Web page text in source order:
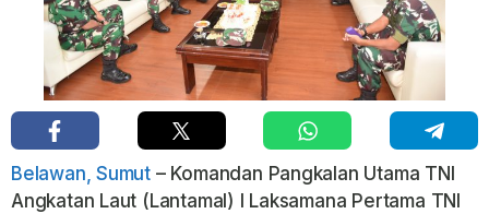
Belawan, Sumut – Komandan Pangkalan Utama TNI
Angkatan Laut (Lantamal) I Laksamana Pertama TNI